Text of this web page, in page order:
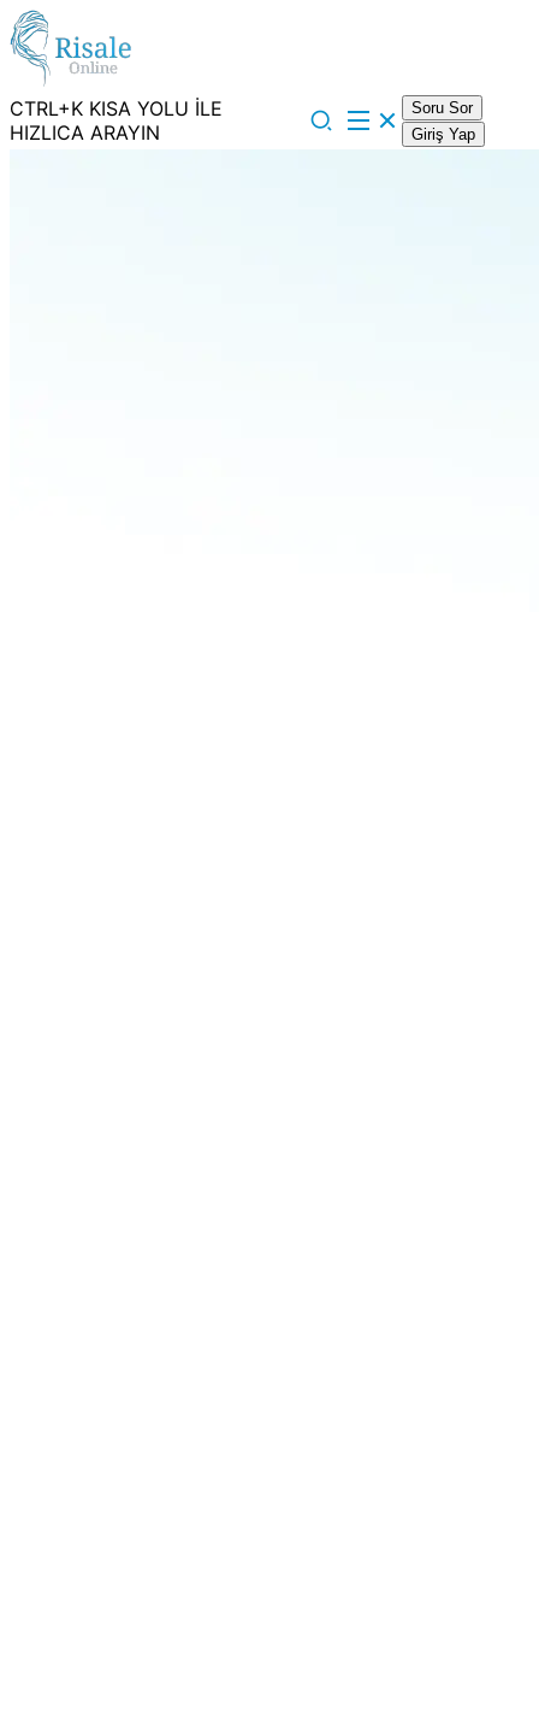
CTRL+K KISA YOLU İLE
HIZLICA ARAYIN
Soru Sor
Giriş Yap